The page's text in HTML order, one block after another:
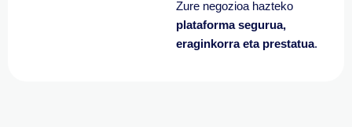
Zure negozioa hazteko
plataforma segurua,
eraginkorra eta prestatua.